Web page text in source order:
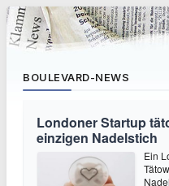
BOULEVARD-NEWS
Londoner Startup
einzigen Nadelstich
Ein